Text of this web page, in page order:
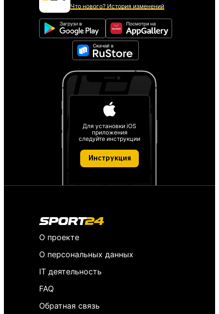
Что нового? История изменений
Для установки iOS
приложения
следуйте инструкции
Инструкция
О проекте
О персональных данных
IT деятельность
FAQ
Обратная связь